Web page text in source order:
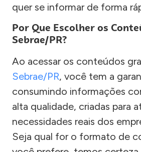
quer se informar de forma
Por Que Escolher os
Sebrae/PR?
Ao acessar os conteúdos
Sebrae/PR, você tem a
consumindo informações
alta qualidade, criadas para
necessidades reais dos
Seja qual for o formato de